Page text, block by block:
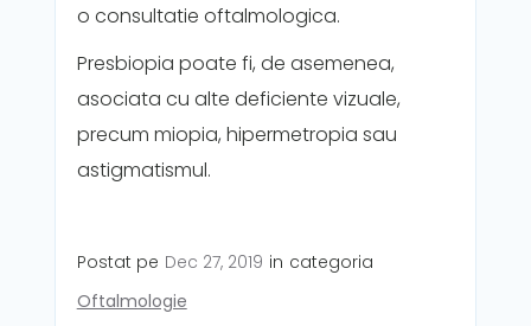
o consultatie oftalmologica.
Presbiopia poate fi, de asemenea,
asociata cu alte deficiente vizuale,
precum miopia, hipermetropia sau
astigmatismul.
Postat pe Dec 27, 2019 in categoria
Oftalmologie